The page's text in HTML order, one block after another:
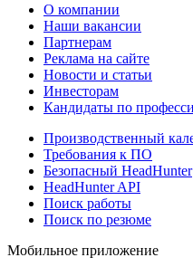
О компании
Наши вакансии
Партнерам
Реклама на сайте
Новости и статьи
Инвесторам
Кандидаты по
Производственный
Требования к ПО
Безопасный HeadHunter
HeadHunter API
Поиск работы
Поиск по резюме
Мобильное приложение